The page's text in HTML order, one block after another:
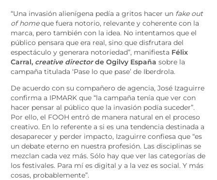
“Una invasión alienígena pedía a gritos hacer un fake out
of homeque fuera notorio, relevante y coherente con la
marca, pero también con la idea. No intentamos que el
público pensara que era real, sino que disfrutara del
espectáculo y generara notoriedad”, manifiesta Félix
Carral, creative directorde Ogilvy España sobre la
campaña titulada ‘Pase lo que pase’ de Iberdrola.
De acuerdo con su compañero de agencia, José Izaguirre
confirma a IPMARK que “la campaña tenía que ver con
hacer pensar al público que la invasión podía suceder”.
Por ello, el FOOH entró de manera natural en el proceso
creativo. En lo referente a si es una tendencia destinada a
desaparecer y perder impacto, Izaguirre confiesa que “es
un debate eterno en nuestra profesión. Las disciplinas se
mezclan cada vez más. Sólo hay que ver las categorías de
los festivales. Para mí es digital y a la vez es social. Y más
cosas, probablemente”.